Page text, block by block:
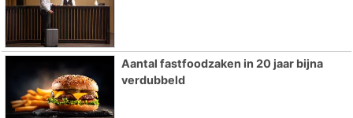
Aantal fastfoodzaken in 20 jaar bijna
verdubbeld